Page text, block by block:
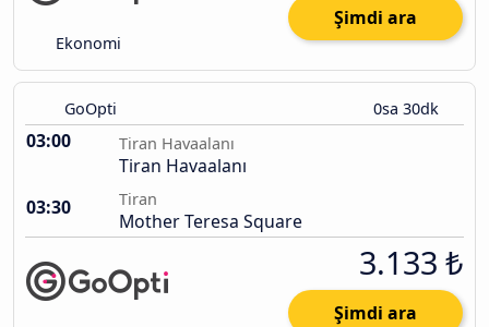
Ekonomi
Şimdi ara
GoOpti 0sa 30dk
03:00 Tiran Havaalanı
Tiran Havaalanı
03:30
Tiran
Mother Teresa Square
3.133 ₺
Şimdi ara